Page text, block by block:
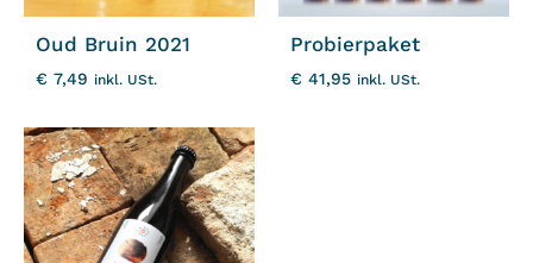
Oud Bruin 2021
€ 7,49 inkl. USt.
Probierpaket
€ 41,95 inkl. USt.